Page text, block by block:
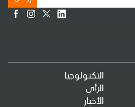
التكنولوجيا
الرأي
الأخبار